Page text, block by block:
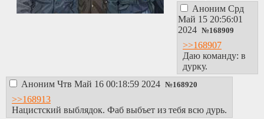
Аноним Срд
Май 15 20:56:01
2024 №168909
>>168907
Даю команду: в
дурку.
Аноним Чтв Май 16 00:18:59 2024 №168920
>>168913
Нацистский выблядок. Фаб выбъет из тебя всю дурь.